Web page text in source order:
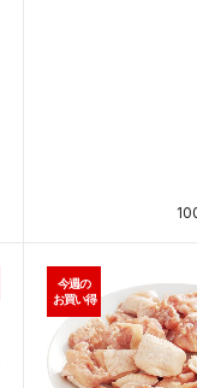
今週の
お買い得